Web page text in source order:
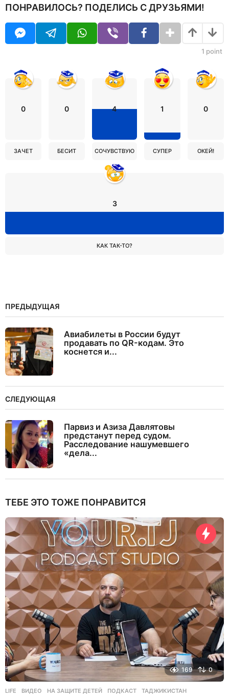
ПОНРАВИЛОСЬ? ПОДЕЛИСЬ С ДРУЗЬЯМИ!
1 point
0
ЗАЧЕТ
0
БЕСИТ
4
СОЧУВСТВУЮ
1
СУПЕР
0
ОКЕЙ!
3
КАК ТАК-ТО?
ПРЕДЫДУЩАЯ
Авиабилеты в России будут
продавать по QR-кодам. Это
коснется и...
СЛЕДУЮЩАЯ
Парвиз и Азиза Давлятовы
предстанут перед судом.
Расследование нашумевшего
«дела...
ТЕБЕ ЭТО ТОЖЕ ПОНРАВИТСЯ
169 0
LIFE ВИДЕО ,НА ЗАЩИТЕ ДЕТЕЙ ,ПОДКАСТ ,ТАДЖИКИСТАН